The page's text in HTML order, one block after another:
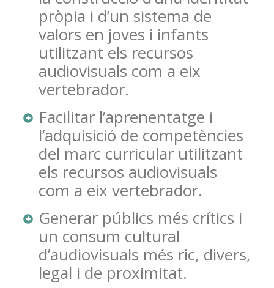
pròpia i d’un sistema de
valors en joves i infants
utilitzant els recursos
audiovisuals com a eix
vertebrador.
Facilitar l’aprenentatge i
l’adquisició de competències
del marc curricular utilitzant
els recursos audiovisuals
com a eix vertebrador.
Generar públics més crítics i
un consum cultural
d’audiovisuals més ric, divers,
legal i de proximitat.